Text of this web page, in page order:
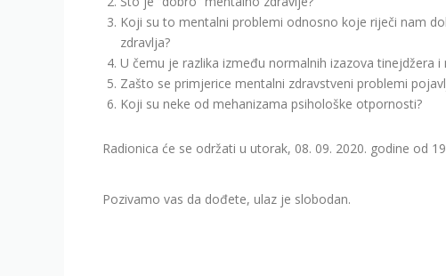
Koji su to mentalni problemi odnosno koje riječi nam
zdravlja?
U čemu je razlika između normalnih izazova tinejdžera
Zašto se primjerice mentalni zdravstveni problemi
Koji su neke od mehanizama psihološke otpornosti?
Radionica će se održati u utorak, 08. 09. 2020. godine od
Pozivamo vas da dođete, ulaz je slobodan.